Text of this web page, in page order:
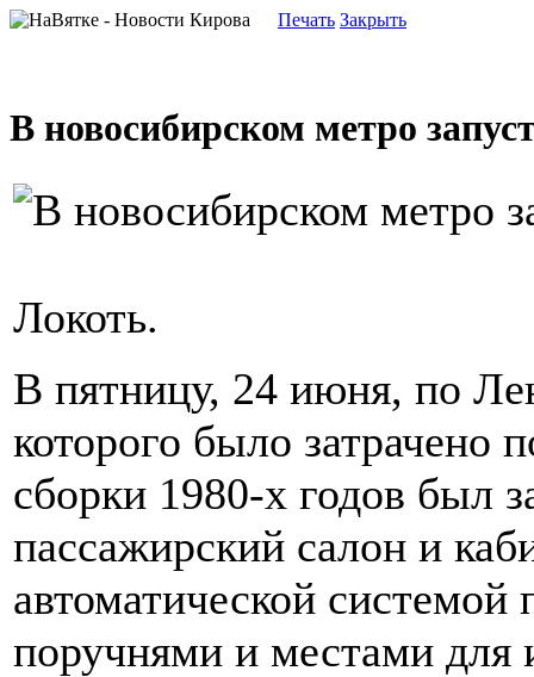
Печать Закрыть
В новосибирском метро
Локоть.
В пятницу, 24 июня, по
которого было
сборки 1980-х годов был
пассажирский салон и
автоматической
поручнями и местами для